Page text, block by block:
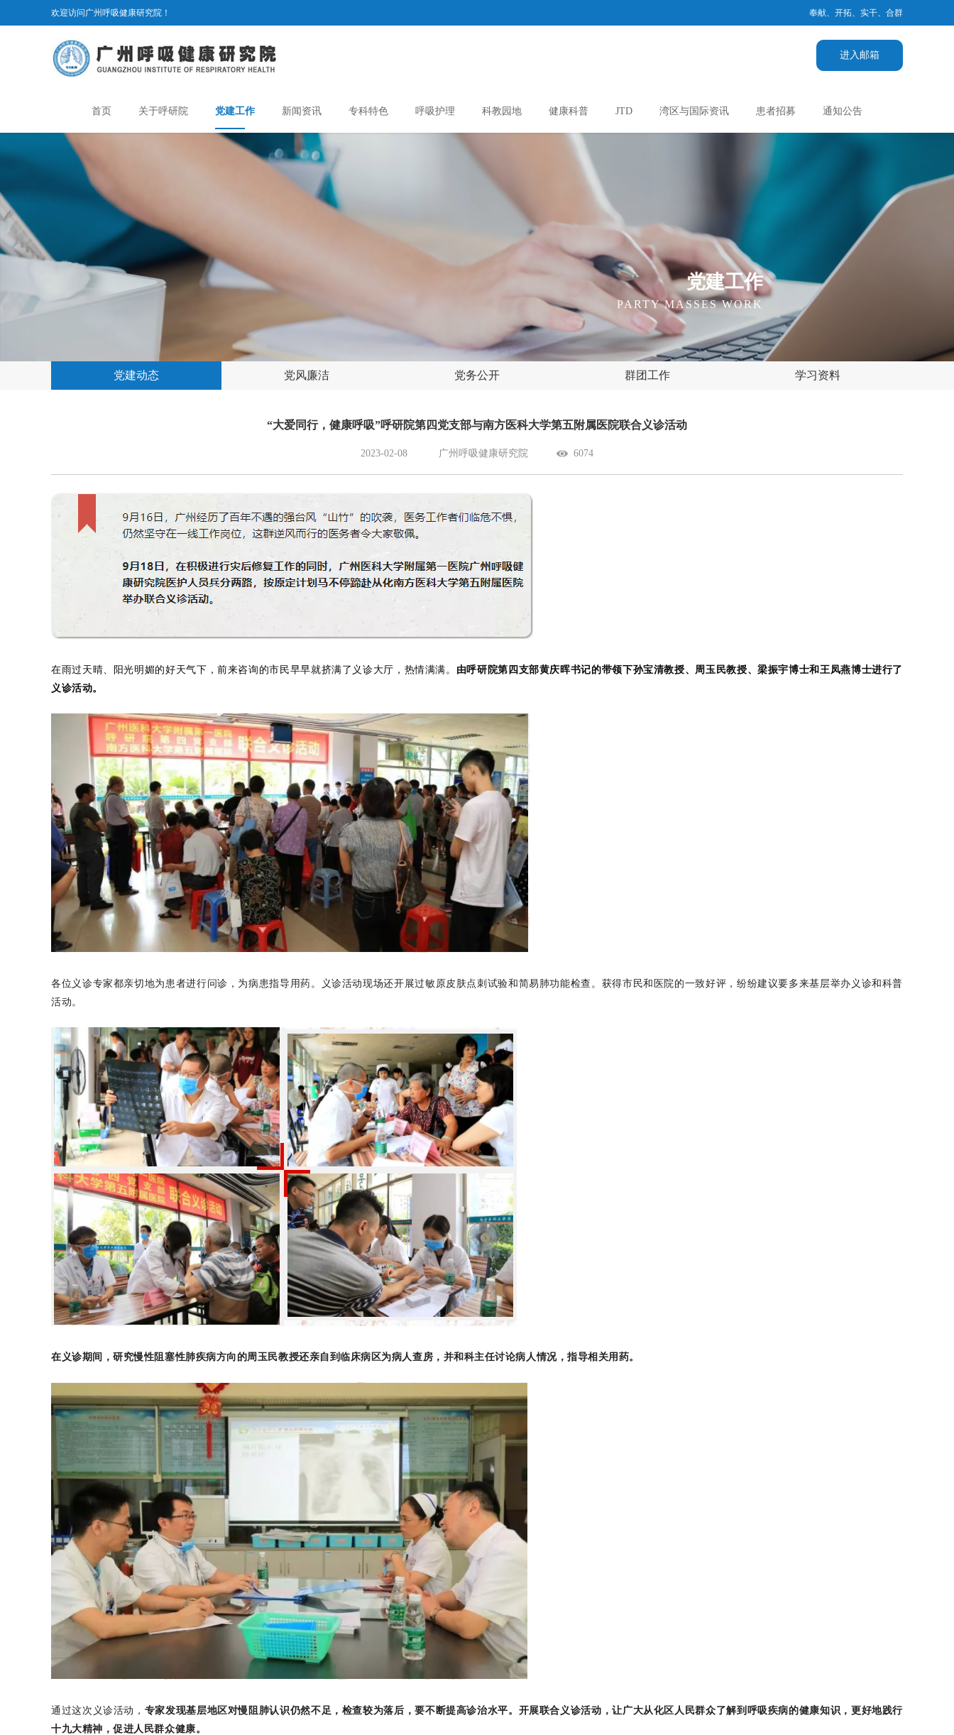
欢迎访问广州呼吸健康研究院！ 奉献、开拓、实干、合群
进入邮箱
首页 关于呼研院 党建工作 新闻资讯 专科特色 呼吸护理 科教园地 健康科普 JTD 湾区与国际资讯 患者招募 通知公告
党建工作
PARTY MASSES WORK
党建动态 党风廉洁 党务公开 群团工作 学习资料
“大爱同行，健康呼吸”呼研院第四党支部与南方医科大学第五附属医院联合义诊活动
2023-02-08 广州呼吸健康研究院 6074
在雨过天晴、阳光明媚的好天气下，前来咨询的市民早早就挤满了义诊大厅，热情满满。 由呼研院第四支部黄庆晖书记的带领下孙宝清教授、周玉民教授、梁振宇博士和王凤燕博士进行了
义诊活动。
各位义诊专家都亲切地为患者进行问诊，为病患指导用药。义诊活动现场还开展过敏原皮肤点刺试验和简易肺功能检查。获得市民和医院的一致好评，纷纷建议要多来基层举办义诊和科普
活动。
在义诊期间，研究慢性阻塞性肺疾病方向的周玉民教授还亲自到临床病区为病人查房，并和科主任讨论病人情况，指导相关用药。
通过这次义诊活动， 专家发现基层地区对慢阻肺认识仍然不足，检查较为落后，要不断提高诊治水平。开展联合义诊活动，让广大从化区人民群众了解到呼吸疾病的健康知识，更好地践行
十九大精神，促进人民群众健康。